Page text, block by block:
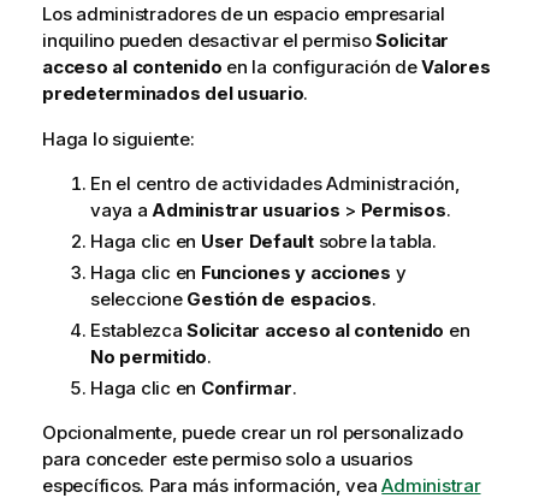
Los administradores de un espacio empresarial
inquilino pueden desactivar el permisoSolicitar
acceso al contenido en la configuración deValores
predeterminados del usuario.
Haga lo siguiente:
En el centro de actividadesAdministración,
vaya aAdministrar usuarios > Permisos.
Haga clic en User Defaultsobre la tabla.
Haga clic en Funciones y acciones y
seleccione Gestión de espacios.
EstablezcaSolicitar acceso al contenido en
No permitido.
Haga clic en Confirmar.
Opcionalmente, puede crear un rol personalizado
para conceder este permiso solo a usuarios
específicos. Para más información, veaAdministrar